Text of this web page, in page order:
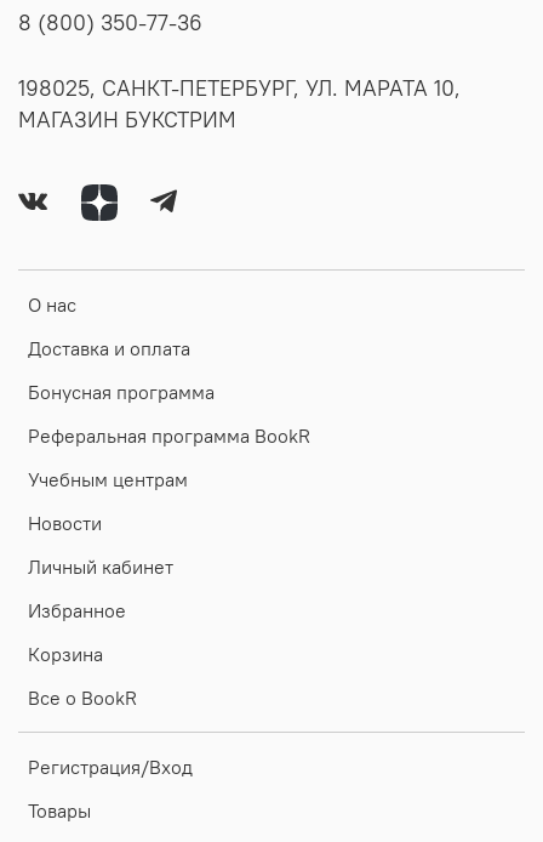
О нас
Доставка и оплата
Бонусная программа
Реферальная программа BookR
Учебным центрам
Новости
Личный кабинет
Избранное
Корзина
Все о BookR
Регистрация/Вход
Товары
8 (800) 350-77-36
198025, САНКТ-ПЕТЕРБУРГ, УЛ. МАРАТА 10,
МАГАЗИН БУКСТРИМ